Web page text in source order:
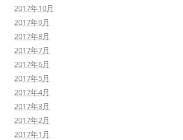
2017年10月
2017年9月
2017年8月
2017年7月
2017年6月
2017年5月
2017年4月
2017年3月
2017年2月
2017年1月